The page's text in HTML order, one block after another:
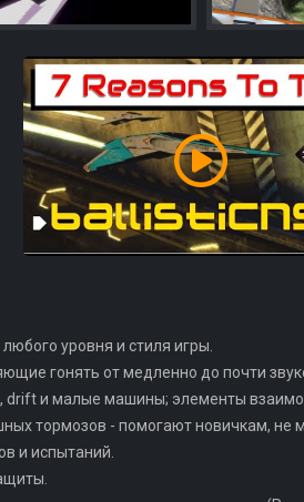
уровня и стиля игры.
гонять от медленно до почти
drift и малые машины; элементы
тормозов - помогают новичкам, не
и испытаний.